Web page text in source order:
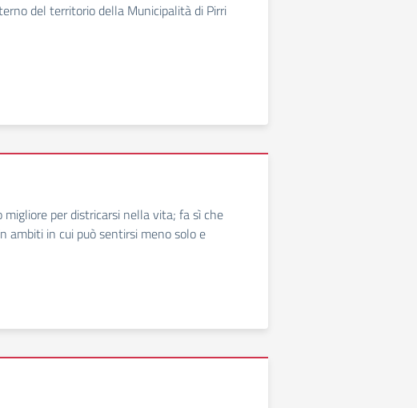
del territorio della Municipalità di Pirri
per districarsi nella vita; fa sì che
ambiti in cui può sentirsi meno solo e